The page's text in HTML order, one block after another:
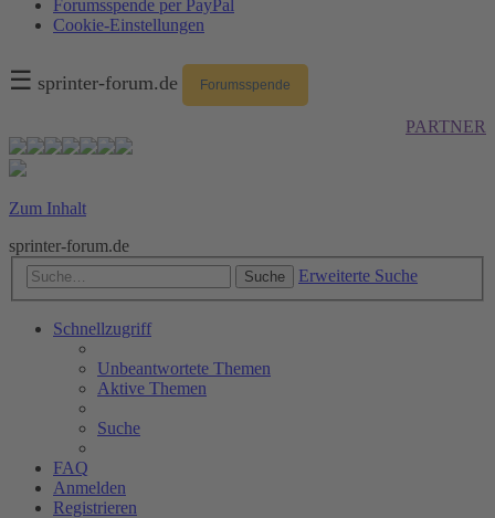
Forumsspende per PayPal
Cookie-Einstellungen
☰ sprinter-forum.de Forumsspende
PARTNER
Zum Inhalt
sprinter-forum.de
Suche Erweiterte Suche
Schnellzugriff
Unbeantwortete Themen
Aktive Themen
Suche
FAQ
Anmelden
Registrieren